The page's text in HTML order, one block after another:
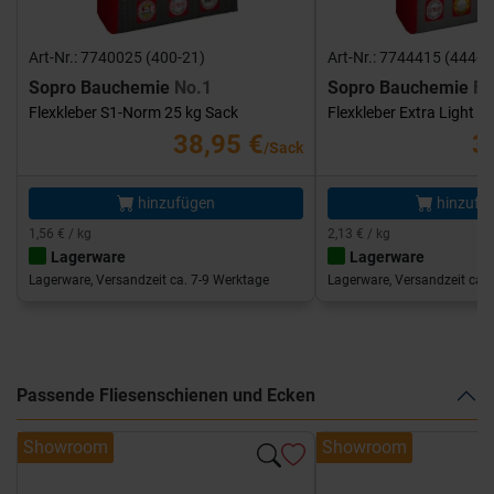
Art-Nr.: 7740025 (400-21)
Sopro Bauchemie No.1
Flexkleber S1-Norm 25 kg Sack
38,95 €/Sack
hinzufügen
1,56 € / kg
Lagerware
Lagerware, Versandzeit ca. 7-9 Werktage
Art-Nr.: 7744415 (444-
Sopro Bauchemie
Flexkleber Extra Light
2,13 € / kg
Lagerware
Lagerware, Versandzeit ca.
Passende Fliesenschienen und Ecken
Showroom Showroom